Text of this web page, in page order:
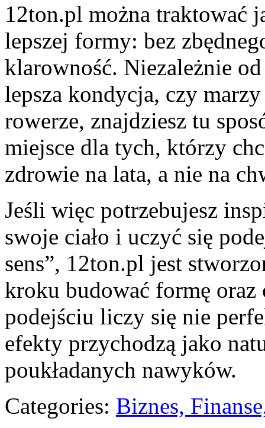
12ton.pl można traktować
lepszej formy: bez
klarowność. Niezależnie
lepsza kondycja, czy
rowerze, znajdziesz tu
miejsce dla tych, którzy
zdrowie na lata, a nie na
Jeśli więc potrzebujesz
swoje ciało i uczyć się
sens”, 12ton.pl jest
kroku budować formę oraz
podejściu liczy się nie
efekty przychodzą jako
poukładanych nawyków.
Categories: Biznes,